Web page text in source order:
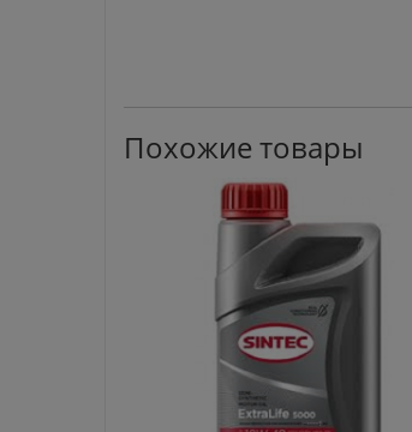
Похожие товары